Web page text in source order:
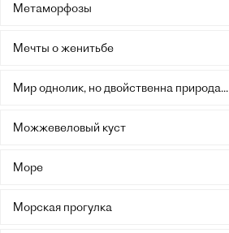
Метаморфозы
Мечты о женитьбе
Мир однолик, но двойственна природа...
Можжевеловый куст
Море
Морская прогулка